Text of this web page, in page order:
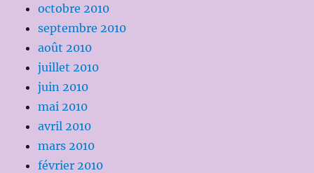
octobre 2010
septembre 2010
août 2010
juillet 2010
juin 2010
mai 2010
avril 2010
mars 2010
février 2010